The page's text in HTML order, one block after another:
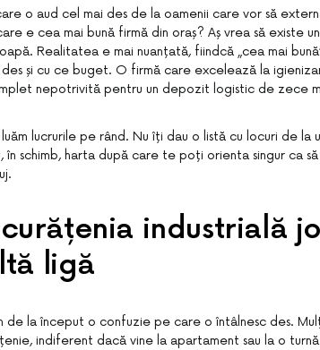
o aud cel mai des de la oamenii care vor să
e cea mai bună firmă din oraș? Aș vrea să existe un
Realitatea e mai nuanțată, fiindcă „cea mai
și cu ce buget. O firmă care excelează la
nepotrivită pentru un depozit logistic de zece
luăm lucrurile pe rând. Nu îți dau o listă cu locuri de la
în schimb, harta după care te poți orienta singur ca
industrială
ligă
de la început o confuzie pe care o întâlnesc des.
indiferent dacă vine la apartament sau la o